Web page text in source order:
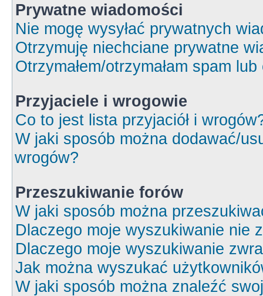
Prywatne wiadomości
Nie mogę wysyłać prywatnych
Otrzymuję niechciane prywatne
Otrzymałem/otrzymałam spam
Przyjaciele i wrogowie
Co to jest lista przyjaciół i
W jaki sposób można dodawać/
wrogów?
Przeszukiwanie forów
W jaki sposób można
Dlaczego moje wyszukiwanie nie
Dlaczego moje wyszukiwanie
Jak można wyszukać
W jaki sposób można znaleźć